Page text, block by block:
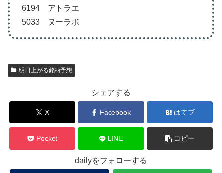
6194 アトラエ
5033 ヌーラボ
明日上がる銘柄予想
シェアする
X Facebook はてブ
Pocket LINE コピー
dailyをフォローする